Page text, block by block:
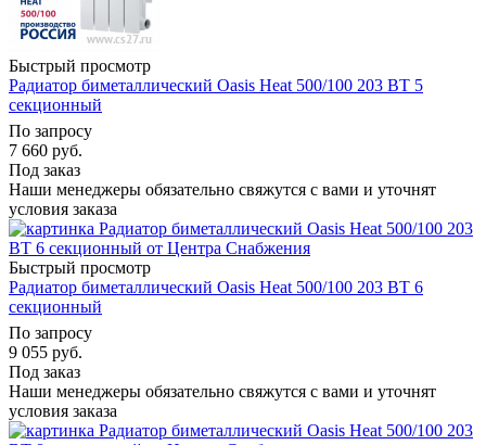
Быстрый просмотр
Радиатор биметаллический Oasis Heat 500/100 203 ВТ 5
секционный
По запросу
7 660 руб.
Под заказ
Наши менеджеры обязательно свяжутся с вами и уточнят
условия заказа
Быстрый просмотр
Радиатор биметаллический Oasis Heat 500/100 203 ВТ 6
секционный
По запросу
9 055 руб.
Под заказ
Наши менеджеры обязательно свяжутся с вами и уточнят
условия заказа